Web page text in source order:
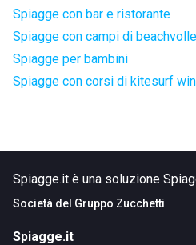
Spiagge con bar e ristorante
Spiagge con campi di
Spiagge per bambini
Spiagge con corsi di kitesurf
Spiagge.it è una soluzione
Società del Gruppo Zucchetti
Spiagge.it